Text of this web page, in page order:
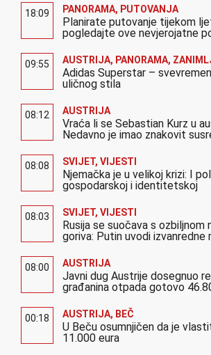
18:09 PANORAMA, PUTOVANJA
Planirate putovanje tijekom
pogledajte ove nevjerojatne
09:55 AUSTRIJA, PANORAMA,
Adidas Superstar –
uličnog stila
08:12 AUSTRIJA
Vraća li se Sebastian Kurz u
Nedavno je imao znakovit
08:08 SVIJET, VIJESTI
Njemačka je u velikoj krizi: I
gospodarskoj i identitetskoj
08:03 SVIJET, VIJESTI
Rusija se suočava s ozbiljnom
goriva: Putin uvodi izvanredne
08:00 AUSTRIJA
Javni dug Austrije dosegnuo
građanina otpada gotovo
00:18 AUSTRIJA, BEČ
U Beču osumnjičen da je
11.000 eura